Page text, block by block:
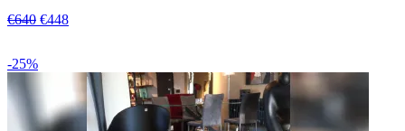
€640 €448
-25%